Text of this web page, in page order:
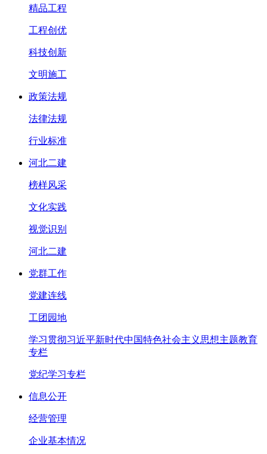
精品工程
工程创优
科技创新
文明施工
政策法规
法律法规
行业标准
河北二建
榜样风采
文化实践
视觉识别
河北二建
党群工作
党建连线
工团园地
学习贯彻习近平新时代中国特色社会主义思想主题教育
专栏
党纪学习专栏
信息公开
经营管理
企业基本情况